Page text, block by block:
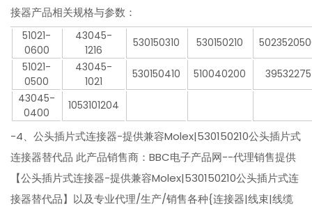
接器产品相关规格与参数：
51021-
0600
43045-
1216
530150310 530150210
51021-
0500
43045-
1021
530150410 510040200
39532275
43045-
0400
1053101204
-4、公头插片式连接器-提供兼容Molex|530150210公头插片式
连接器替代品 此产品销售商：BBC电子产品网--代理销售提供
【公头插片式连接器-提供兼容Molex|530150210公头插片式连
接器替代品】以及专业代理/生产/销售各种{连接器|线束|线缆